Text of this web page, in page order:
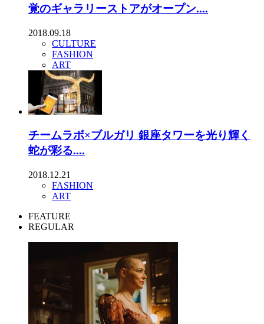
覚のギャラリーストアがオープン....
2018.09.18
CULTURE
FASHION
ART
チームラボ×ブルガリ 銀座タワーを光り輝く
蛇が彩る....
2018.12.21
FASHION
ART
FEATURE
REGULAR